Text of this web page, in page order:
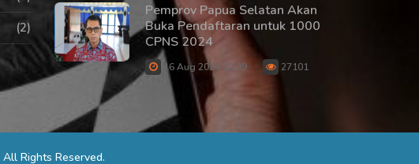
(2)
Pemprov Papua Selatan Akan
Buka Pendaftaran untuk 1000
CPNS 2024
16 Aug 2024 20:09 27101
All Rights Reserved.